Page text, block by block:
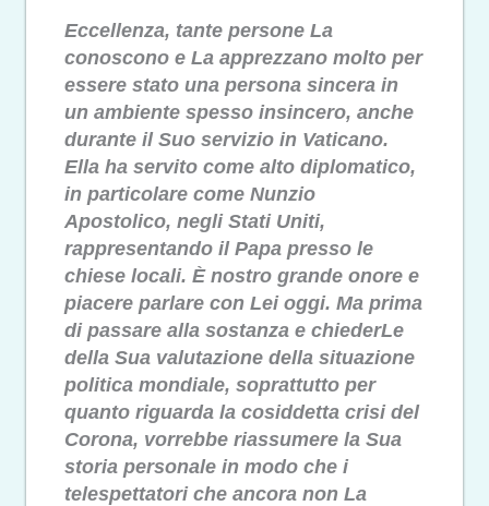
Eccellenza, tante persone La
conoscono e La apprezzano molto per
essere stato una persona sincera in
un ambiente spesso insincero, anche
durante il Suo servizio in Vaticano.
Ella ha servito come alto diplomatico,
in particolare come Nunzio
Apostolico, negli Stati Uniti,
rappresentando il Papa presso le
chiese locali. È nostro grande onore e
piacere parlare con Lei oggi. Ma prima
di passare alla sostanza e chiederLe
della Sua valutazione della situazione
politica mondiale, soprattutto per
quanto riguarda la cosiddetta crisi del
Corona, vorrebbe riassumere la Sua
storia personale in modo che i
telespettatori che ancora non La